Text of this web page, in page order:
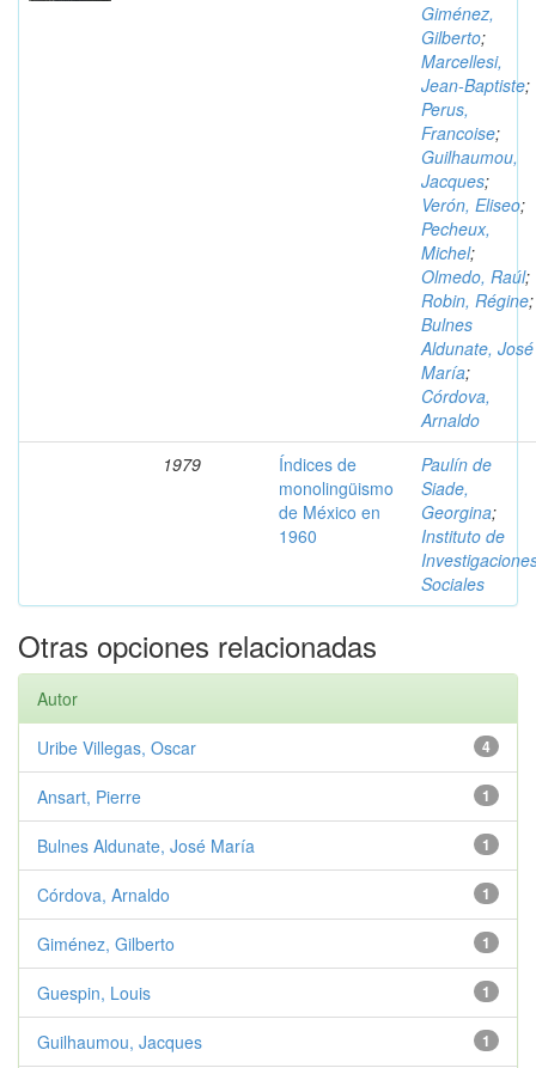
Giménez,
Gilberto;
Marcellesi,
Jean-Baptiste;
Perus,
Francoise;
Guilhaumou,
Jacques;
Verón, Eliseo;
Pecheux,
Michel;
Olmedo, Raúl;
Robin, Régine;
Bulnes
Aldunate, José
María;
Córdova,
Arnaldo
1979
Índices de
monolingüismo
de México en
1960
Paulín de
Siade,
Georgina;
Instituto de
Sociales
Otras opciones relacionadas
Autor
4
Uribe Villegas, Oscar
1
Ansart, Pierre
1
Bulnes Aldunate, José María
1
Córdova, Arnaldo
1
Giménez, Gilberto
1
Guespin, Louis
1
Guilhaumou, Jacques